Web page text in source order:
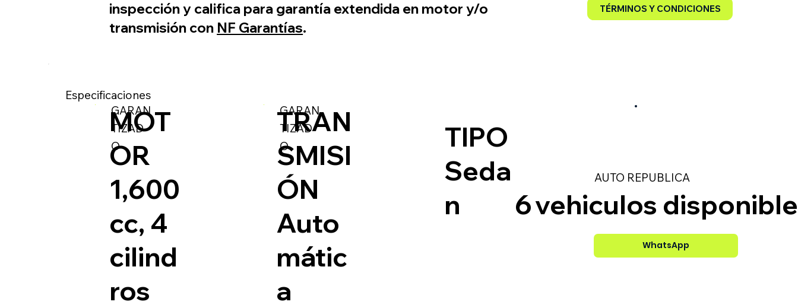
inspección y califica para garantía extendida en motor y/o
transmisión con NF Garantías.
TÉRMINOS Y CONDICIONES
Especificaciones
GARAN
TIZAD
O
MOT
OR
1,600
cc, 4
cilind
ros
GARAN
TIZAD
O
TRAN
SMISI
ÓN
Auto
mátic
a
TIPO
Seda
n
AUTO REPUBLICA
6vehiculos
WhatsApp